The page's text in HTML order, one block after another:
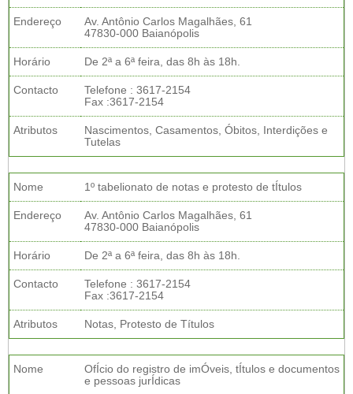
Endereço
Av. Antônio Carlos Magalhães, 61
47830-000 Baianópolis
Horário De 2ª a 6ª feira, das 8h às 18h.
Contacto
Telefone : 3617-2154
Fax :3617-2154
Atributos
Nascimentos, Casamentos, Óbitos, Interdições e
Tutelas
Nome 1º tabelionato de notas e protesto de tÍtulos
Endereço
Av. Antônio Carlos Magalhães, 61
47830-000 Baianópolis
Horário De 2ª a 6ª feira, das 8h às 18h.
Contacto
Telefone : 3617-2154
Fax :3617-2154
Atributos Notas, Protesto de Títulos
Nome
OfÍcio do registro de imÓveis, tÍtulos e documentos
e pessoas jurÍdicas